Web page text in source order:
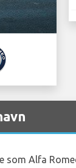
Alfa